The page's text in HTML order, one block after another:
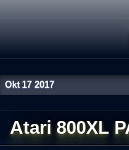
Okt 17 2017
Atari 800XL